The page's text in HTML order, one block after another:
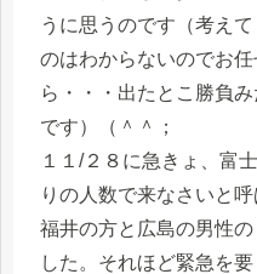
うに思うのです（考え
のはわからないのでお
ら・・・出たとこ勝負
です）（＾＾；
１１/２８に急きょ、富
りの人数で来なさいと
福井の方と広島の男性
した。それほど緊急を